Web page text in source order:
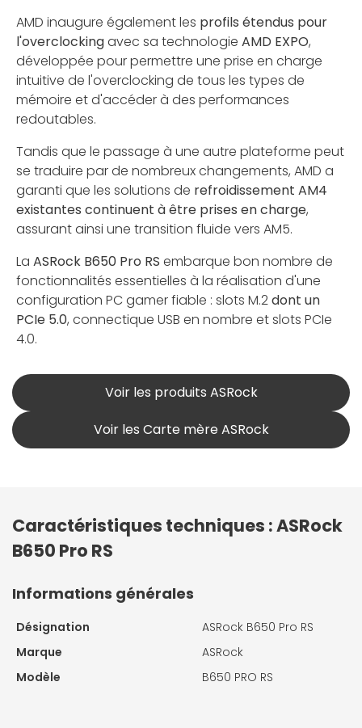
AMD inaugure également les profils étendus pour
l'overclockingavec sa technologie AMD EXPO,
développée pour permettre une prise en charge
intuitive de l'overclocking de tous les types de
mémoire et d'accéder à des performances
redoutables.
Tandis que le passage à une autre plateforme peut
se traduire par de nombreux changements, AMD a
garanti que les solutions de refroidissement AM4
existantes continuent à être prises en charge,
assurant ainsi une transition fluide vers AM5.
La ASRock B650 Pro RS embarque bon nombre de
fonctionnalités essentielles à la réalisation d'une
configuration PC gamer fiable : slots M.2dont un
PCIe 5.0, connectique USB en nombre et slots PCIe
4.0.
Voir les produits ASRock
Voir les Carte mère ASRock
Caractéristiques techniques : ASRock
B650 Pro RS
Informations générales
Désignation
ASRock B650 Pro RS
Marque
ASRock
Modèle
B650 PRO RS